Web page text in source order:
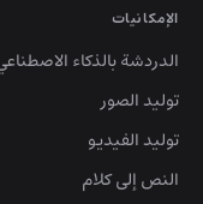
الإمكانيات
الدردشة بالذكاء
توليد الصور
توليد الفيديو
النص إلى كلام